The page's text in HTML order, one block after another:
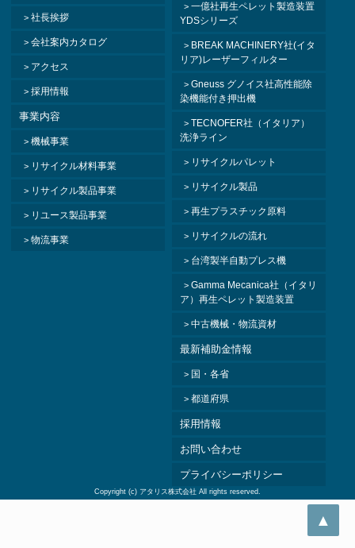
▲
社長挨拶
会社案内カタログ
アクセス
採用情報
事業内容
機械事業
リサイクル材料事業
リサイクル製品事業
リユース製品事業
物流事業
一億社再生ペレット製造装置
YDSシリーズ
BREAK MACHINERY社(イタ
リア)レーザーフィルター
Gneuss グノイス社高性能除
染機能付き押出機
TECNOFER社（イタリア）
洗浄ライン
リサイクルパレット
リサイクル製品
再生プラスチック原料
リサイクルの流れ
台湾製半自動プレス機
Gamma Mecanica社（イタリ
ア）再生ペレット製造装置
中古機械・物流資材
最新補助金情報
国・各省
都道府県
採用情報
お問い合わせ
プライバシーポリシー
Copyright (c) アタリス株式会社 All rights reserved.